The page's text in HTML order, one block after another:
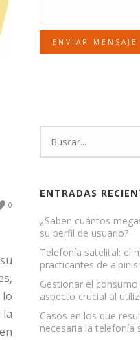
0
ENVIAR MENSAJE
ENTRADAS
¿Saben cuántos
su perfil de usuario?
Telefonía satelital: el
practicantes de
Gestionar el
aspecto crucial al
Casos en los que
necesaria la telefonía